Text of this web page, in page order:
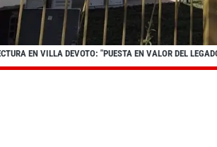
EN VILLA DEVOTO: "PUESTA EN VALOR DEL